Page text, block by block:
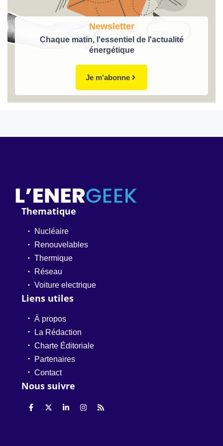
Newsletter
Chaque matin, l'essentiel de l'actualité
énergétique
Je m'abonne
Thematique
Nucléaire
Renouvelables
Thermique
Réseau
Voiture electrique
Liens utiles
À propos
La Rédaction
Charte Éditoriale
Partenaires
Contact
Nous suivre